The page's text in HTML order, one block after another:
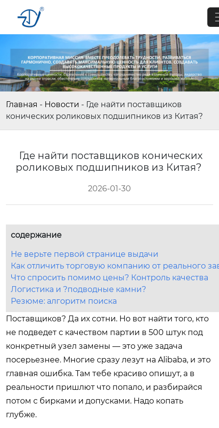
Главная - Новости - Где найти поставщиков
конических роликовых подшипников из Китая?
Где найти поставщиков конических
роликовых подшипников из Китая?
2026-01-30
содержание
Не верьте первой странице выдачи
Как отличить торговую компанию от реального
Что спросить помимо цены? Контроль качества
Логистика и ?подводные камни?
Резюме: алгоритм поиска
Поставщиков? Да их сотни. Но вот найти того, кто
не подведет с качеством партии в 500 штук под
конкретный узел замены — это уже задача
посерьезнее. Многие сразу лезут на Alibaba, и это
главная ошибка. Там тебе красиво опишут, а в
реальности пришлют что попало, и разбирайся
потом с бирками и допусками. Надо копать
глубже.